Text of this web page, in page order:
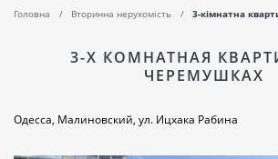
Головна Вторинна нерухомість 3-кімнатна
3-Х КОМНАТНАЯ
ЧЕРЕМУШКАХ
Одесса, Малиновский, ул. Ицхака Рабина